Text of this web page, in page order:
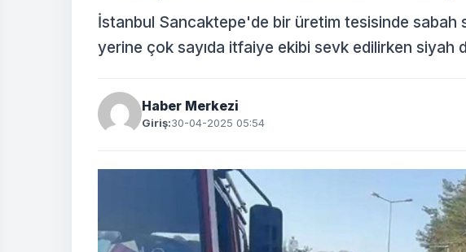
İstanbul Sancaktepe'de bir üretim tesisinde sabah
yerine çok sayıda itfaiye ekibi sevk edilirken siyah
Haber Merkezi
Giriş:30-04-2025 05:54